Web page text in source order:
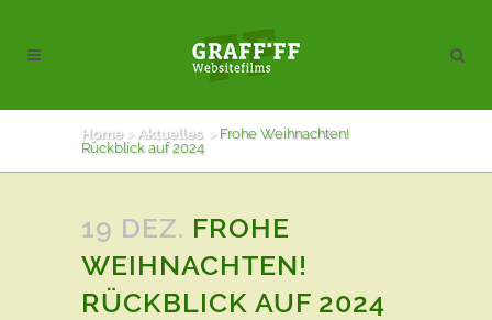
Home> Aktuelles > Frohe Weihnachten!
Rückblick auf 2024
19 DEZ. FROHE
WEIHNACHTEN!
RÜCKBLICK AUF 2024